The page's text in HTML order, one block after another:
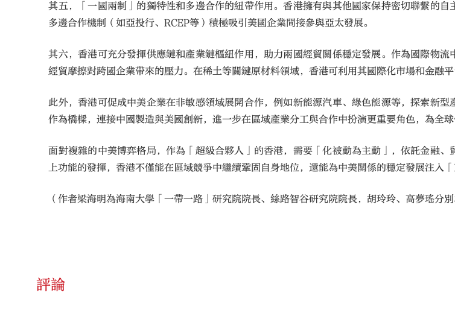
其五，「一國兩制」的獨特性和多邊合作的紐帶作用。香港擁有與其他國家保持密切聯繫的
多邊合作機制（如亞投行、RCEP等）積極吸引美國企業間接參與亞太發展。
其六，香港可充分發揮供應鏈和產業鏈樞紐作用，助力兩國經貿關係穩定發展。作為國際物
經貿摩擦對跨國企業帶來的壓力。在稀土等關鍵原材料領域，香港可利用其國際化市場和金融
此外，香港可促成中美企業在非敏感領域展開合作，例如新能源汽車、綠色能源等，探索新
作為橋樑，連接中國製造與美國創新，進一步在區域產業分工與合作中扮演更重要角色，為全球
面對複雜的中美博弈格局，作為「超級合夥人」的香港，需要「化被動為主動」，依託金融
上功能的發揮，香港不僅能在區域競爭中繼續鞏固自身地位，還能為中美關係的穩定發展注入「
（作者梁海明為海南大學「一帶一路」研究院院長、絲路智谷研究院院長，胡玲玲、高夢瑤分
評論